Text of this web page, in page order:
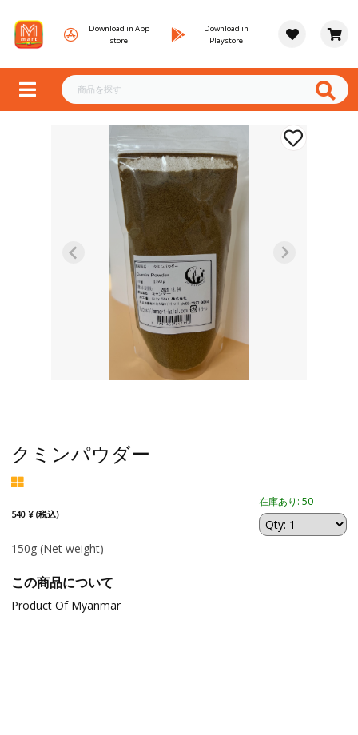
Download in App
store
Download in
Playstore
クミンパウダー
540 ¥ (税込)
在庫あり: 50
150g (Net weight)
この商品について
Product Of Myanmar